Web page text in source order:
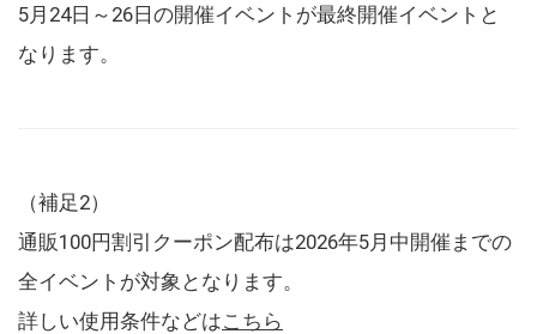
5月24日～26日の開催イベントが最終開催イベントと
なります。
（補足2）
通販100円割引クーポン配布は2026年5月中開催までの
全イベントが対象となります。
詳しい使用条件などはこちら